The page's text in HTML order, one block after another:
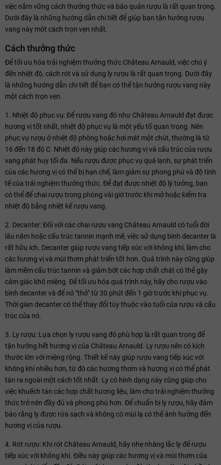
việc nắm vững cách thưởng thức và bảo quản rượu là rất quan trọng.
Dưới đây là những hướng dẫn chi tiết để giúp bạn tận hưởng rượu
vang này một cách trọn vẹn nhất.
Cách thưởng thức
Để tối ưu hóa trải nghiệm thưởng thức Château Arnauld, việc chú ý
đến nhiệt độ, cách rót và sử dụng ly rượu là rất quan trọng. Dưới đây
là những hướng dẫn chi tiết để bạn có thể tận hưởng rượu vang này
một cách trọn vẹn.
1. Nhiệt độ phục vụ: Để rượu vang đỏ như Château Arnauld đạt được
hương vị tốt nhất, nhiệt độ phục vụ là một yếu tố quan trọng. Nên
phục vụ rượu ở nhiệt độ phòng hoặc hơi mát một chút, thường là từ
16 đến 18 độ C. Nhiệt độ này giúp các hương vị và cấu trúc của rượu
vang phát huy tối đa. Nếu rượu được phục vụ quá lạnh, sự phát triển
của các hương vị có thể bị hạn chế, làm giảm sự phong phú và độ tinh
tế của trải nghiệm thưởng thức. Để đạt được nhiệt độ lý tưởng, bạn
có thể để chai rượu trong phòng vài giờ trước khi mở hoặc kiểm tra
nhiệt độ bằng nhiệt kế rượu vang.
2. Decanter: Đối với các chai rượu vang Château Arnauld có tuổi đời
lâu năm hoặc cấu trúc tannin mạnh mẽ, việc sử dụng bình decanter là
rất hữu ích. Decanter giúp rượu vang tiếp xúc với không khí, làm cho
các hương vị và mùi thơm phát triển tốt hơn. Quá trình này cũng giúp
làm mềm cấu trúc tannin và giảm bớt các hợp chất chát có thể gây
cảm giác khô miệng. Để tối ưu hóa quá trình này, hãy cho rượu vào
bình decanter và để nó "thở" từ 30 phút đến 1 giờ trước khi phục vụ.
Thời gian decanter có thể thay đổi tùy thuộc vào tuổi của rượu và cấu
trúc của nó.
3. Ly rượu: Lựa chọn ly rượu vang đỏ phù hợp là rất quan trọng để
tận hưởng hết hương vị của Château Arnauld. Ly rượu nên có kích
thước lớn với miệng rộng. Thiết kế này giúp rượu vang tiếp xúc với
không khí nhiều hơn, từ đó các hương thơm và hương vị có thể phát
tán ra ngoài một cách tốt nhất. Ly có hình dạng này cũng giúp cho
việc khuếch tán các hợp chất hương liệu, làm cho trải nghiệm thưởng
thức trở nên đầy đủ và phong phú hơn. Để chuẩn bị ly rượu, hãy đảm
bảo rằng ly được rửa sạch và không có mùi lạ có thể ảnh hưởng đến
hương vị của rượu.
4. Rót rượu: Khi rót Château Arnauld, hãy nhẹ nhàng lắc ly để rượu
tiếp xúc với không khí. Điều này giúp các hương vị và mùi thơm của